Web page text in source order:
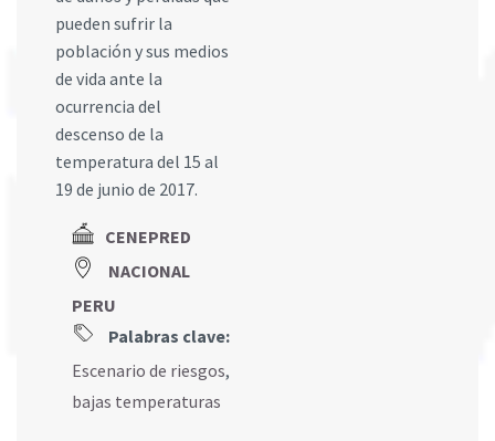
pueden sufrir la
población y sus medios
de vida ante la
ocurrencia del
descenso de la
temperatura del 15 al
19 de junio de 2017.
CENEPRED
NACIONAL
PERU
Palabras clave:
Escenario de riesgos,
bajas temperaturas